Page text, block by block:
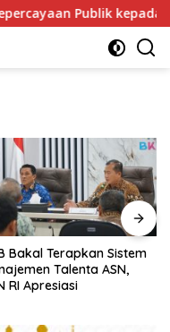
Publik kepada BPK
Bakal Terapkan Sistem
Talenta ASN,
RI Apresiasi